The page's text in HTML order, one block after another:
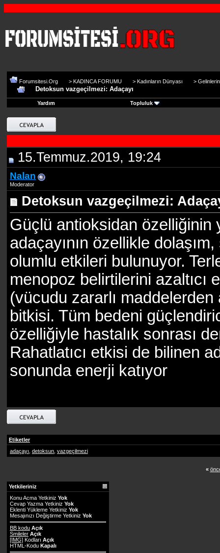
Forumsitesi.Org > KADINCA FORUMU > Kadınların Dünyası >
Detoksun vazgeçilmezi: Adaçayı
Yardım Topluluk
15.Temmuz.2019, 19:24
Nalan
Moderator
Detoksun vazgeçilmezi:
Güçlü antioksidan özelliğinin
adaçayının özellikle
olumlu etkileri bulunuyor.
menopoz belirtilerini azaltıcı
(vücudu zararlı
bitkisi. Tüm bedeni
özelliğiyle hastalık sonrası
Rahatlatıcı etkisi de bilinen
sonunda enerji katıyor
Etiketler
adaçayı detoksun vazgeçilmezi
«
Yetkileriniz
Konu Acma Yetkiniz Yok
Cevap Yazma Yetkiniz Yok
Eklenti Yükleme Yetkiniz Yok
Mesajınızı Değiştirme Yetkiniz Yok
BB kodu Açık
Smileler Açık
[IMG] Kodları Açık
HTML-Kodu Kapalı